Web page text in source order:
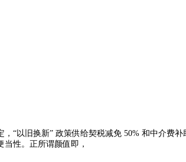
“以旧换新” 政策供给契税减免 50% 和中介费
性。正所谓颜值即，